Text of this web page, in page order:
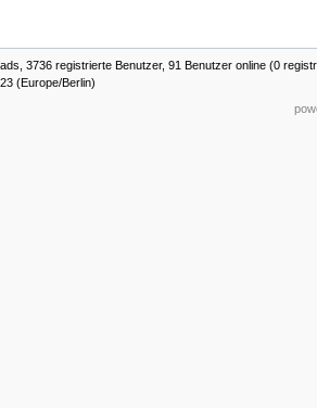
3736 registrierte Benutzer, 91 Benutzer online (0
(Europe/Berlin)